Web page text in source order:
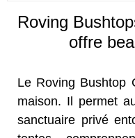
Roving
offre
Le Roving Bushtop
maison. Il permet
sanctuaire privé